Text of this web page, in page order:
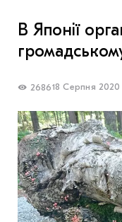
THE UKRAINIAN
В Японії
268618 Серпня 2020